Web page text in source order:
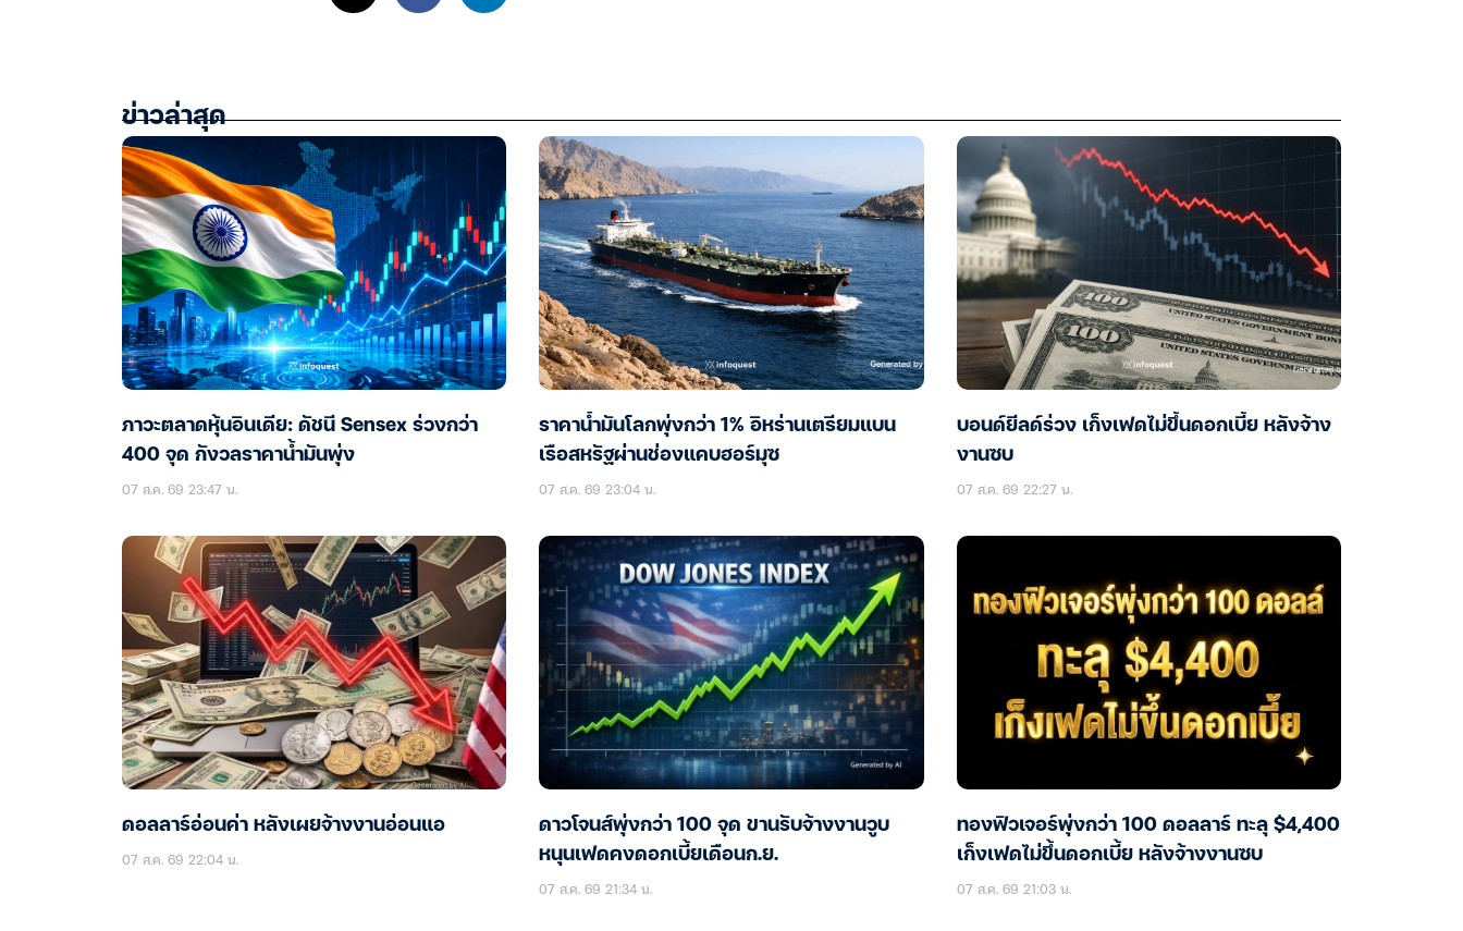
ข่าวล่าสุด
ภาวะตลาดหุ้นอินเดีย: ดัชนี Sensex ร่วงกว่า
400 จุด กังวลราคาน้ำมันพุ่ง
07 ส.ค. 69 23:47 น.
ราคาน้ำมันโลกพุ่งกว่า 1% อิหร่านเตรียมแบน
เรือสหรัฐผ่านช่องแคบฮอร์มุซ
07 ส.ค. 69 23:04 น.
บอนด์ยีลด์ร่วง เก็งเฟดไม่ขึ้นดอกเบี้ย หลังจ้าง
งานซบ
07 ส.ค. 69 22:27 น.
ดอลลาร์อ่อนค่า หลังเผยจ้างงานอ่อนแอ
07 ส.ค. 69 22:04 น.
ดาวโจนส์พุ่งกว่า 100 จุด ขานรับจ้างงานวูบ
หนุนเฟดคงดอกเบี้ยเดือนก.ย.
07 ส.ค. 69 21:34 น.
ทองฟิวเจอร์พุ่งกว่า 100 ดอลลาร์ ทะลุ $4,400
เก็งเฟดไม่ขึ้นดอกเบี้ย หลังจ้างงานซบ
07 ส.ค. 69 21:03 น.